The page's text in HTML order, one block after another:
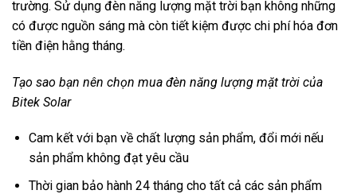
trường. Sử dụng đèn năng lượng mặt trời bạn không những
có được nguồn sáng mà còn tiết kiệm được chi phí hóa đơn
tiền điện hằng tháng.
Tạo sao bạn nên chọn mua đèn năng lượng mặt trời của
Bitek Solar
Cam kết với bạn về chất lượng sản phẩm, đổi mới nếu
sản phẩm không đạt yêu cầu
Thời gian bảo hành 24 tháng cho tất cả các sản phẩm